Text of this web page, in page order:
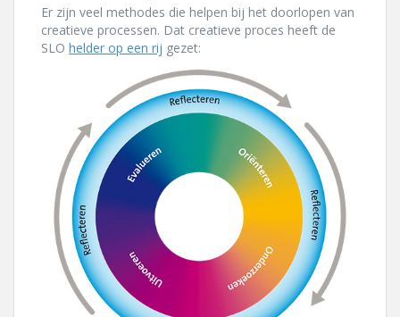
Er zijn veel methodes die helpen bij het doorlopen van
creatieve processen. Dat creatieve proces heeft de
SLO helder op een rij gezet: